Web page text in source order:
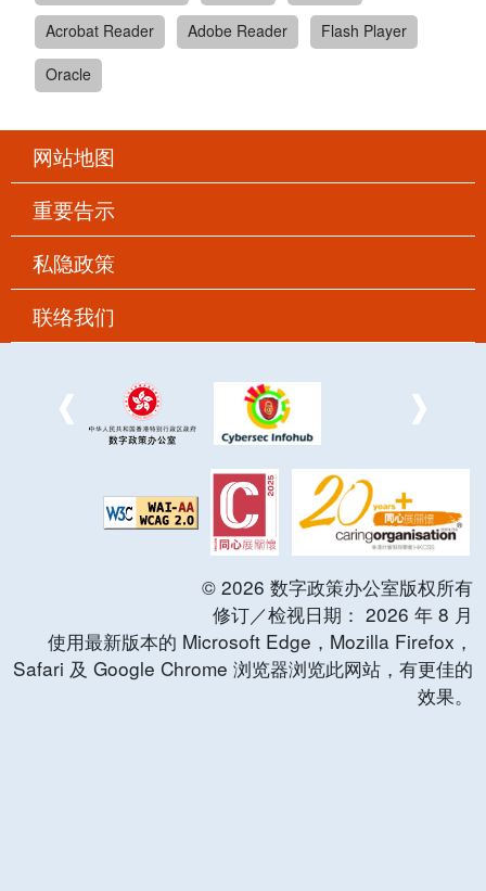
Acrobat Reader
Adobe Reader
Flash Player
Oracle
网站地图
重要告示
私隐政策
联络我们
© 2026 数字政策办公室版权所有
修订／检视日期： 2026 年 8 月
使用最新版本的 Microsoft Edge，Mozilla Firefox，
Safari 及 Google Chrome 浏览器浏览此网站，有更佳的
效果。